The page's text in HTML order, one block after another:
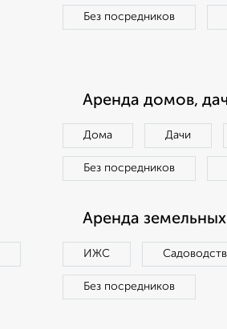
Без посредников
Аренда домов,
Дома Дачи
Без посредников
Аренда земельных
ИЖС
Без посредников